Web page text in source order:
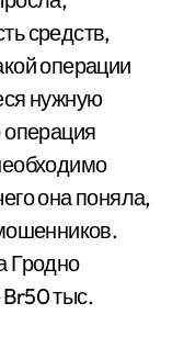
средств,
операции
нужную
она поняла,
Гродно
тыс.